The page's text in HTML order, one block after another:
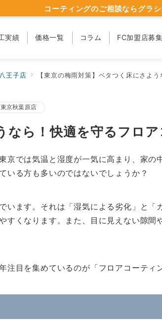
実績 価格一覧 コラム FC加盟店募集
コーティングのご相談ならグラ
王子店 【東京の梅雨対策】ベタつく床にさよ
東京秋葉原店
なら！快適を守るフロ
京では気温と湿度が一気に高まり、家
いる方も多いのではないでしょうか？
います。それは「湿気による劣化」と「
すくなります。また、目に見えない隙間
目を集めているのが「フロアコーティ